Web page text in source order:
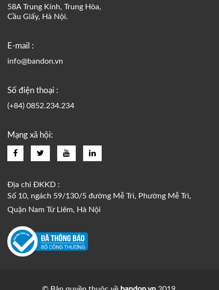
58A Trung Kính, Trung Hòa,
Cầu Giấy, Hà Nội.
E-mail :
info@bandon.vn
Số điện thoại :
(+84) 0852.234.234
Mạng xã hội:
Địa chỉ ĐKKD :
Số 10, ngách 59/130/5 đường Mễ Trì, Phường Mễ Trì,
Quận Nam Từ Liêm, Hà Nội